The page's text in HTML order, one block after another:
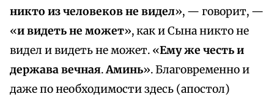
никто из человеков не видел», — говорит, —
«и видеть не может», как и Сына никто не
видел и видеть не может. «Ему же честь и
держава вечная.Аминь». Благовременно и
даже по необходимости здесь (апостол)